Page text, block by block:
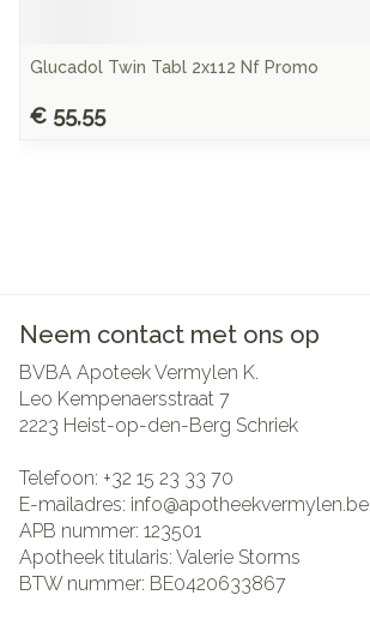
Glucadol Twin Tabl 2x112 Nf Promo
€ 55,55
Neem contact met ons op
BVBA Apoteek Vermylen K.
Leo Kempenaersstraat 7
2223 Heist-op-den-Berg Schriek
Telefoon: +32 15 23 33 70
E-mailadres: info@apotheekvermylen.be
APB nummer: 123501
Apotheek titularis: Valerie Storms
BTW nummer: BE0420633867